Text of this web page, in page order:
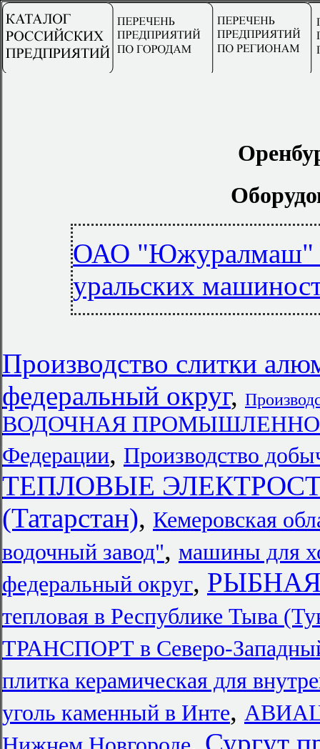
ОАО "Южуралмаш"
уральских
Производство слитки
федеральный округ,
ВОДОЧНАЯ
Федерации, Производство
ТЕПЛОВЫЕ
(Татарстан), Кемеровская
водочный завод", машины для
федеральный округ,
тепловая в Республике Тыва
ТРАНСПОРТ в Северо-
плитка керамическая для
уголь каменный в Инте,